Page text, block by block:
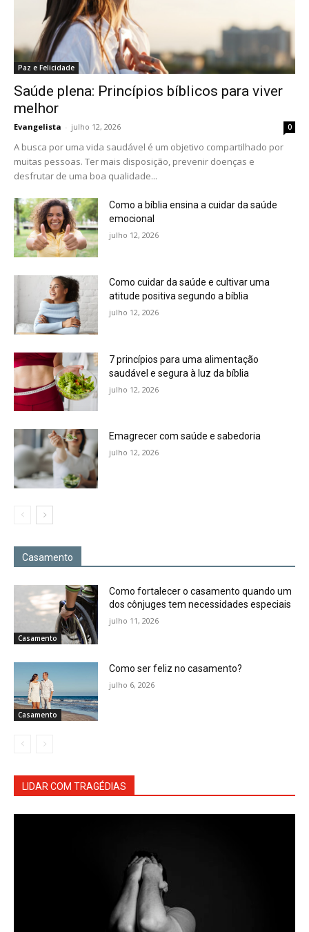
Paz e Felicidade
Saúde plena: Princípios bíblicos para viver
melhor
Evangelista - julho 12, 2026 0
A busca por uma vida saudável é um objetivo compartilhado por
muitas pessoas. Ter mais disposição, prevenir doenças e
desfrutar de uma boa qualidade...
Como a bíblia ensina a cuidar da saúde
emocional
julho 12, 2026
Como cuidar da saúde e cultivar uma
atitude positiva segundo a bíblia
julho 12, 2026
7 princípios para uma alimentação
saudável e segura à luz da bíblia
julho 12, 2026
Emagrecer com saúde e sabedoria
julho 12, 2026
Casamento
Casamento
Como fortalecer o casamento quando um
dos cônjuges tem necessidades especiais
julho 11, 2026
Casamento
Como ser feliz no casamento?
julho 6, 2026
LIDAR COM TRAGÉDIAS